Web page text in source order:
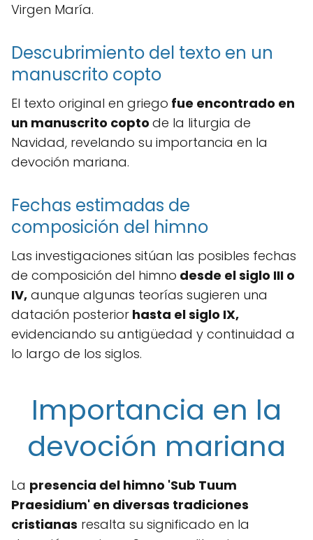
Virgen María.
Descubrimiento del texto en un
manuscrito copto
El texto original en griego fue encontrado en
un manuscrito copto de la liturgia de
Navidad, revelando su importancia en la
devoción mariana.
Fechas estimadas de
composición del himno
Las investigaciones sitúan las posibles fechas
de composición del himno desde el siglo III o
IV, aunque algunas teorías sugieren una
datación posterior hasta el siglo IX,
evidenciando su antigüedad y continuidad a
lo largo de los siglos.
Importancia en la
devoción mariana
La presencia del himno 'Sub Tuum
Praesidium' en diversas tradiciones
cristianas resalta su significado en la